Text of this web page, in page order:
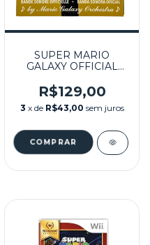
SUPER MARIO
GALAXY OFFICIAL
SEMINOVO - WII
R$129,00
3 x de R$43,00 sem juros